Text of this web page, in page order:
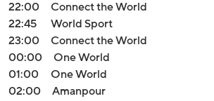
22:00
Connect the World
22:45
World Sport
23:00
Connect the World
00:00
One World
01:00
One World
02:00
Amanpour